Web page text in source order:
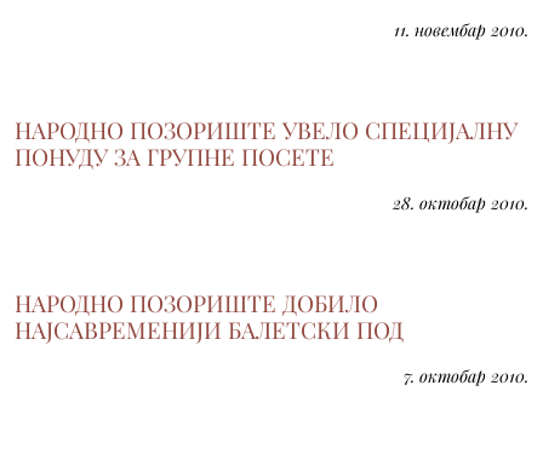
11. новембар 2010.
НАРОДНО ПОЗОРИШТЕ УВЕЛО СПЕЦИЈАЛНУ
ПОНУДУ ЗА ГРУПНЕ ПОСЕТЕ
28. октобар 2010.
НАРОДНО ПОЗОРИШТЕ ДОБИЛО
НАЈСАВРЕМЕНИЈИ БАЛЕТСКИ ПОД
7. октобар 2010.